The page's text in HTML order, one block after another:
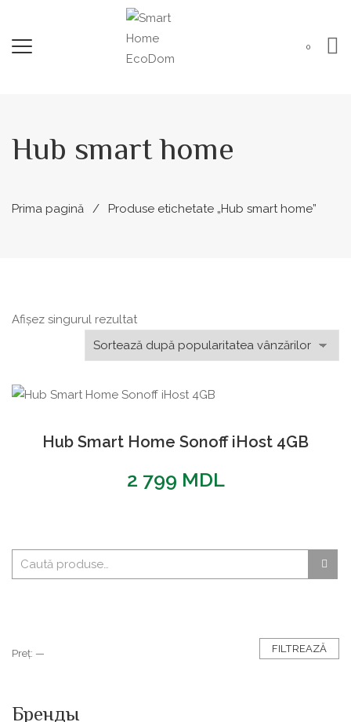
0
Hub smart home
Prima pagină Produse etichetate „Hub smart home”
Afișez singurul rezultat
Hub Smart Home Sonoff iHost 4GB
2 799 MDL
FILTREAZĂ
Preț: —